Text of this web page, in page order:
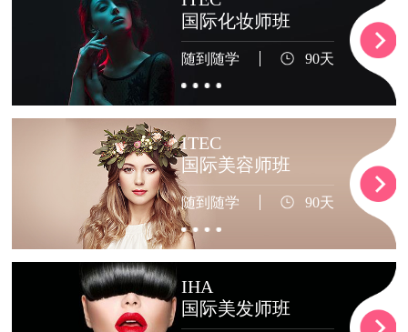
国际化妆师班
随到随学 90天
ITEC
国际美容师班
随到随学 90天
IHA
国际美发师班